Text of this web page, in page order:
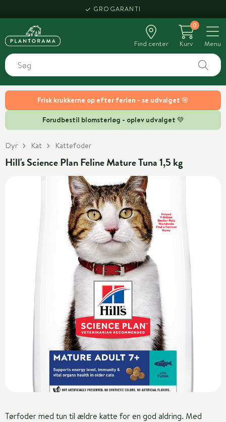
Frisk krukkerne op efter ferien - se udvalget 🌸
Forudbestil blomsterløg - oplev udvalget 💚
GROGARANTI
Find center
0
Kurv
Menu
Dyr Kat Kattefoder
Hill's Science Plan Feline Mature Tuna 1,5 kg
Tørfoder med tun til ældre katte for en god aldring. Med